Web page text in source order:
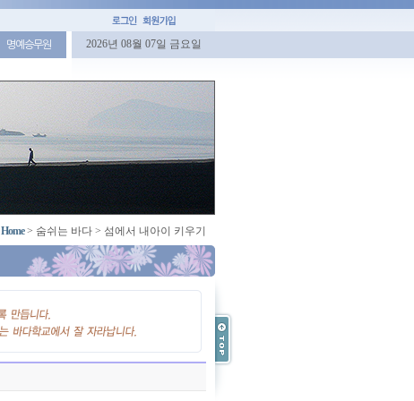
명예승무원 2026년 08월 07일 금요일
Home> 숨쉬는 바다 > 섬에서 내아이 키우기